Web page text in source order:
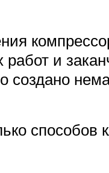
и
создано